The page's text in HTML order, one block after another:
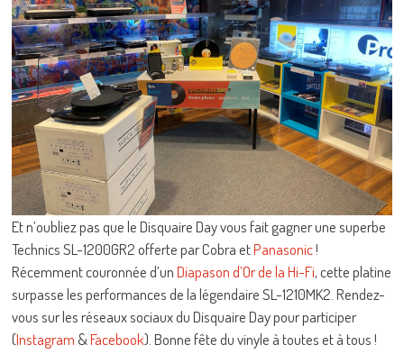
Et n’oubliez pas que le Disquaire Day vous fait gagner une superbe
Technics SL-1200GR2 offerte par Cobra etPanasonic!
Récemment couronnée d’unDiapason d’Or de la Hi-Fi, cette platine
surpasse les performances de la légendaire SL-1210MK2. Rendez-
vous sur les réseaux sociaux du Disquaire Day pour participer
(Instagram &Facebook). Bonne fête du vinyle à toutes et à tous !